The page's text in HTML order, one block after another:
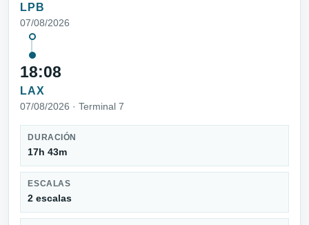
LPB
07/08/2026
18:08
LAX
07/08/2026 · Terminal 7
DURACIÓN
17h 43m
ESCALAS
2 escalas